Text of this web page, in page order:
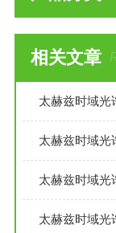
相关文章
太赫兹时域光
太赫兹时域光
太赫兹时域光
太赫兹时域光